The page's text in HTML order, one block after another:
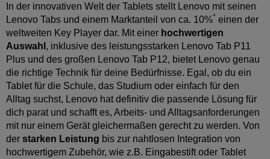
In der innovativen Welt der Tablets stellt Lenovo mit seinen
Lenovo Tabs und einem Marktanteil von ca. 10%* einen der
weltweiten Key Player dar. Mit einer hochwertigen
Auswahl , inklusive des leistungsstarken Lenovo Tab P11
Plus und des großen Lenovo Tab P12, bietet Lenovo genau
die richtige Technik für deine Bedürfnisse. Egal, ob du ein
Tablet für die Schule, das Studium oder einfach für den
Alltag suchst, Lenovo hat definitiv die passende Lösung für
dich parat und schafft es, Arbeits- und Alltagsanforderungen
mit nur einem Gerät gleichermaßen gerecht zu werden. Von
der starken Leistung bis zur nahtlosen Integration von
hochwertigem Zubehör, wie z.B. Eingabestift oder Tablet